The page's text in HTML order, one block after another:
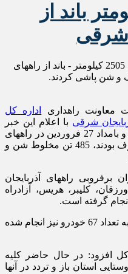
2505 کيلومتر باند از
شرقی
اکیپ های راهداری آذربایجان شرقی 2505 کیلومتر - باند از راههای
و شن پاشی کردند.
معاونت راهداری
اداره کل
شرقی با اعلام این خبر
افزود: در عملیات برفروبی شب 26 و بامداد 27 فروردین در راههای
آذربايجان شرقی که دارای بارش برف بودند، 485 تن مخلوط شن و
برفروبی راههای آذربايجان
کلیبر، هریس، آزادراه
گرفته است.
وی گفت: در این مدت کمک رسانی به تعداد 67 خودرو نیز انجام شده
افزود: در حال حاضر کلیه
استان باز و تردد در آنها